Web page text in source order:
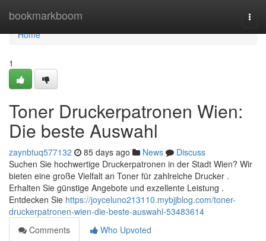
bookmarkboom
Home
Home
1
Toner Druckerpatronen Wien:
Die beste Auswahl
zaynbtuq577132 85 days ago News
Discuss
Suchen Sie hochwertige Druckerpatronen in der Stadt Wien? Wir
bieten eine große Vielfalt an Toner für zahlreiche Drucker .
Erhalten Sie günstige Angebote und exzellente Leistung .
Entdecken Sie https://joyceluno213110.mybjjblog.com/toner-
druckerpatronen-wien-die-beste-auswahl-53483614
Comments
Who Upvoted